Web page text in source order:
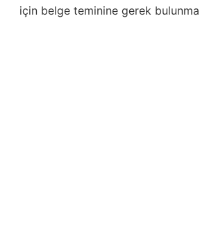
için belge teminine gerek